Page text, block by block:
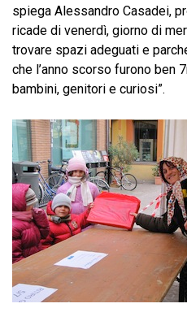
spiega Alessandro Casadei,
ricade di venerdì, giorno di
trovare spazi adeguati e
che l’anno scorso furono ben
bambini, genitori e curiosi”.